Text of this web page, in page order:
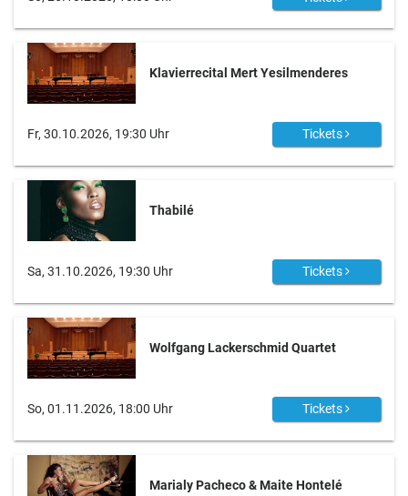
Klavierrecital Mert Yesilmenderes
Fr, 30.10.2026, 19:30 Uhr Tickets
Thabilé
Sa, 31.10.2026, 19:30 Uhr Tickets
Wolfgang Lackerschmid Quartet
So, 01.11.2026, 18:00 Uhr Tickets
Marialy Pacheco & Maite Hontelé